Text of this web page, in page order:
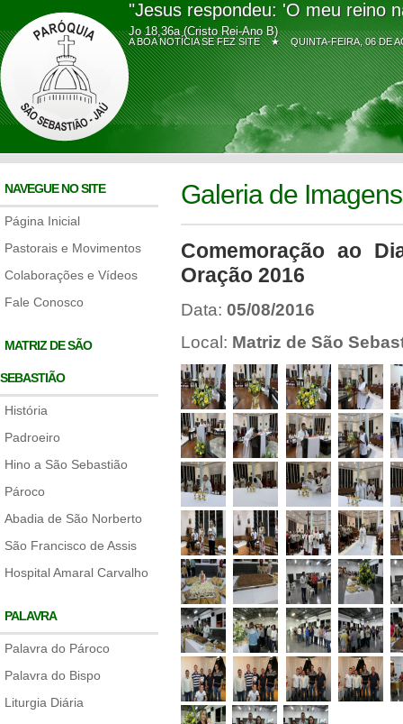
"Jesus respondeu: 'O meu reino
Jo 18,36a (Cristo Rei-Ano B)
A BOA NOTÍCIA SE FEZ SITE ★QUINTA-FEIRA, 06 DE
NAVEGUE NO SITE
Página Inicial
Pastorais e Movimentos
Colaborações e Vídeos
Fale Conosco
MATRIZ DE SÃO
SEBASTIÃO
História
Padroeiro
Hino a São Sebastião
Pároco
Abadia de São Norberto
São Francisco de Assis
Hospital Amaral Carvalho
PALAVRA
Palavra do Pároco
Palavra do Bispo
Liturgia Diária
Galeria de Imagens
Comemoração ao
Oração 2016
Data: 05/08/2016
Local: Matriz de São